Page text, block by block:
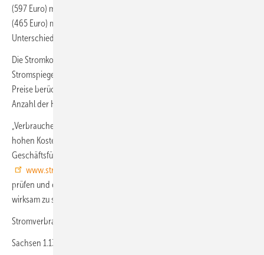
(597 Euro) mit den höchsten Pro-Kopf-Stromkosten und Sachsen
(465 Euro) mit den niedrigsten Stromkosten liegen 132 Euro – ein
Unterschied von 28 Prozent.
Die Stromkosten hat das Vergleichsportal Verivox auf Grundlage der
Stromspiegel-Daten und der aktuellen Strompreise berechnet. Die
Preise berücksichtigen die Strompreisbremse und sind nach der
Anzahl der Haushalte je Bundesland gewichtet.
„Verbraucherinnen und Verbraucher sind hohem Verbrauch und
hohen Kosten nicht hilflos ausgeliefert“, sagt Tanja Loitz,
Geschäftsführerin von co2online. „Mit dem Stromspiegel auf
www.stromspiegel.de
prüfen und erhalten passende Stromspartipps, um ihren Verbrauch
wirksam zu senken.“
Stromverbrauch pro Kopf in Kilowattstunden
Sachsen 1.135 kWh